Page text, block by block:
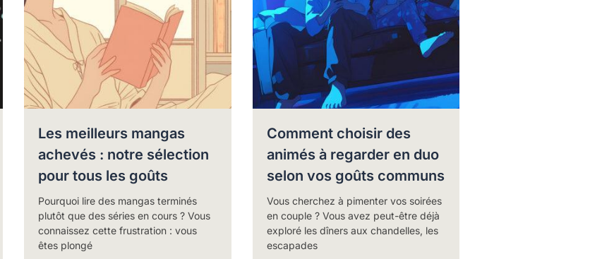
Les meilleurs mangas
achevés : notre sélection
pour tous les goûts
Pourquoi lire des mangas terminés
plutôt que des séries en cours ? Vous
connaissez cette frustration : vous
êtes plongé
Comment choisir des
animés à regarder en duo
selon vos goûts communs
Vous cherchez à pimenter vos soirées
en couple ? Vous avez peut-être déjà
exploré les dîners aux chandelles, les
escapades